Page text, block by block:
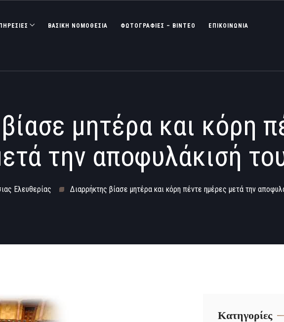
ΒΑΣΙΚΉ ΝΟΜΟΘΕΣΊΑ ΦΩΤΟΓΡΑΦΊΕΣ – ΒΊΝΤΕΟ ΕΠΙΚΟΙΝΩΝΙΑ
μητέρα και κόρη
την αποφυλάκισή
Ελευθερίας Διαρρήκτης βίασε μητέρα και κόρη πέντε ημέρες μετά την
Kατηγορίες